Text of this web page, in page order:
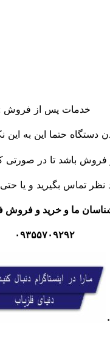
خدمات پس از فروش
دستگاه حتما این به این
باشد تا در صورتی
تماس بگیرید و یا حتی
ما و خرید و فروش
۰۹۳۵۵۷۰۹۲۹۲